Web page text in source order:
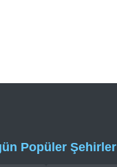
Popüler Şehirler